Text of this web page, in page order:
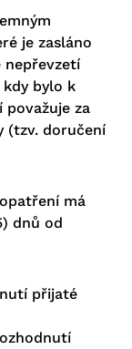
je zasláno
nepřevzetí
bylo k
za
(tzv. doručení
má
dnů od
přijaté